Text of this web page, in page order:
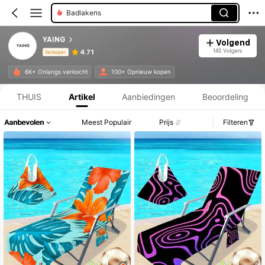
Badlakens
YAING
Verkoper 4.71
Volgend
145 Volgers
6K+ Onlangs verkocht 100+ Opnieuw kopen
Productinformatie: Prijsopenbaring, Verkoop- en Voorraadgegevens.
THUIS Artikel Aanbiedingen Beoordeling
Aanbevolen Meest Populair Prijs Filteren